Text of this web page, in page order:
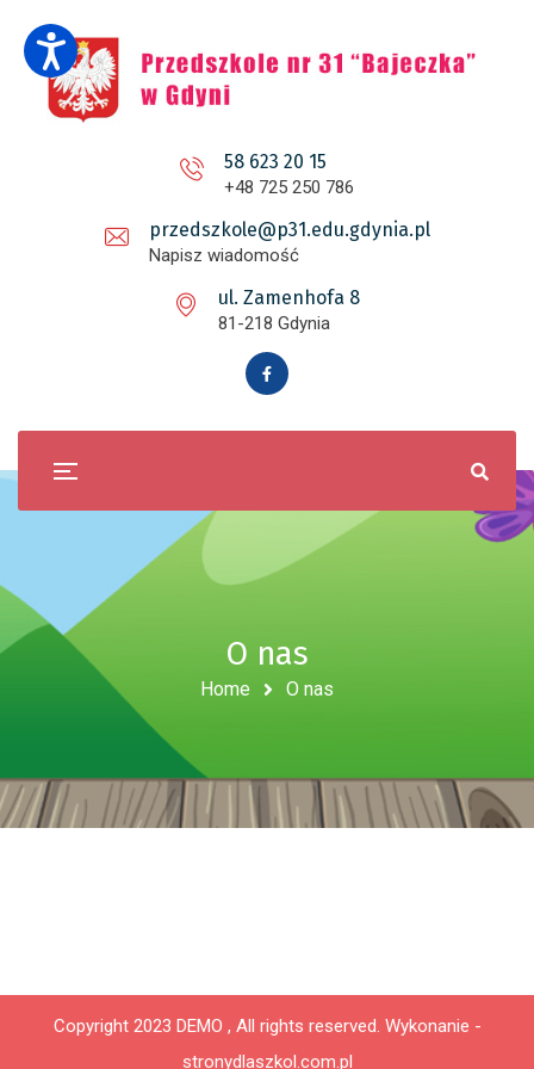
58 623 20 15
+48 725 250 786
przedszkole@p31.edu.gdynia.pl
Napisz wiadomość
ul. Zamenhofa 8
81-218 Gdynia
O nas
Home O nas
Copyright 2023 DEMO , All rights reserved. Wykonanie -
stronydlaszkol.com.pl